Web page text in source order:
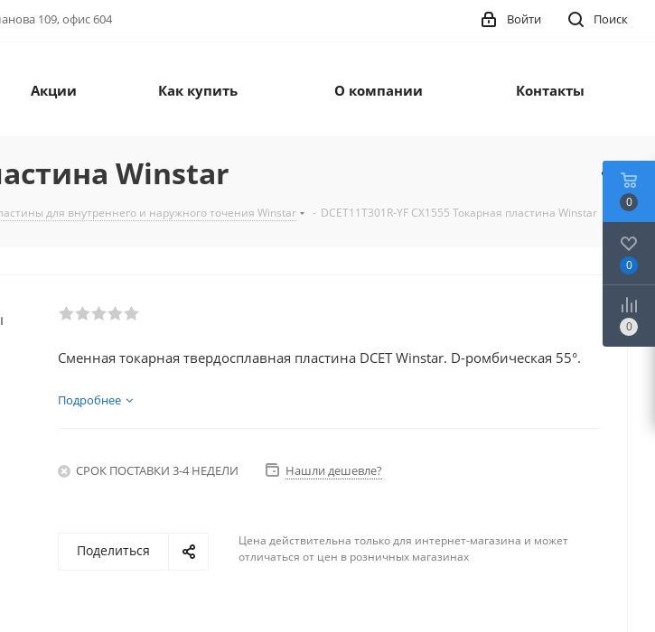
109, офис 604 Поиск
Войти
Акции Как купить О компании Контакты
Winstar
для внутреннего и наружного точения Winstar - DCET11T301R-YF CX1555 Токарная пластина Winstar
Сменная токарная твердосплавная пластина DCET Winstar. D-ромбическая 55°.
Подробнее
СРОК ПОСТАВКИ 3-4 НЕДЕЛИ Нашли дешевле?
Поделиться
Цена действительна только для интернет-магазина и может
отличаться от цен в розничных магазинах
0
0
0